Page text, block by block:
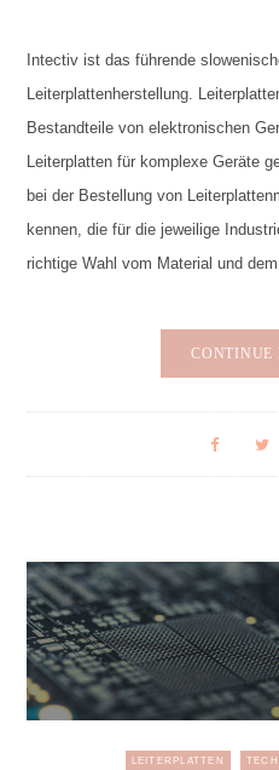
Intectiv ist das führende
Leiterplattenherstellung.
Bestandteile von elektronischen
Leiterplatten für komplexe Geräte
bei der Bestellung von
kennen, die für die jeweilige
richtige Wahl vom Material und dem
CONTINUE
LEITERPLATTEN